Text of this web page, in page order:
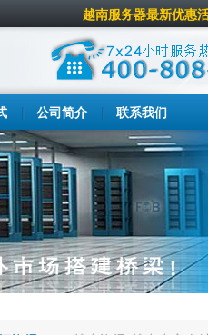
越南服务器最新优惠
公司简介 联系我们